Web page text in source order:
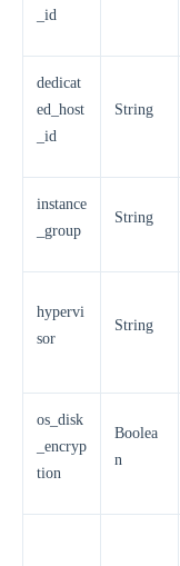
_id
dedicat
ed_host
_id
String
instance
_group
String
hypervi
sor
String
os_disk
_encryp
tion
Boolea
n